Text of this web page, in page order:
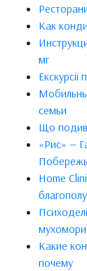
Как
мг
семьи
Що
«Рис» —
Home
Какие
почему